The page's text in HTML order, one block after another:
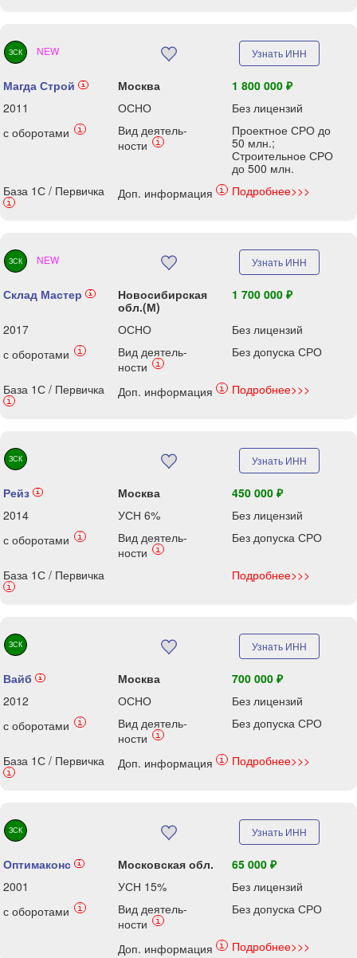
ЗСК NEW Узнать ИНН
Магда Строй i Москва
1 800 000 ₽
2011
ОСНО
Без лицензий
с оборотами
i
Вид деятель-
ности
i
Проектное СРО до
50 млн.;
Строительное СРО
до 500 млн.
База 1С / Первичка
i
Доп. информация i Подробнее>>>
ЗСК NEW Узнать ИНН
Склад Мастер i
Новосибирская
обл.(М)
1 700 000 ₽
2017 ОСНО
Без лицензий
с оборотами
i
Вид деятель-
ности
i
Без допуска СРО
База 1С / Первичка
i
Доп. информация i Подробнее>>>
ЗСК Узнать ИНН
Рейз i Москва
450 000 ₽
2014
УСН 6%
Без лицензий
с оборотами
i
Вид деятель-
ности
i
Без допуска СРО
База 1С / Первичка
i
Подробнее>>>
ЗСК Узнать ИНН
Вайб i Москва
700 000 ₽
2012
ОСНО
Без лицензий
с оборотами
i
Вид деятель-
ности
i
Без допуска СРО
База 1С / Первичка
i
Доп. информация i Подробнее>>>
ЗСК Узнать ИНН
Оптимаконс i Московская обл.
65 000 ₽
2001
УСН 15%
Без лицензий
с оборотами
i
Вид деятель-
ности
i
Без допуска СРО
Доп. информация i Подробнее>>>